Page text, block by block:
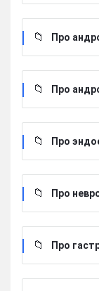
Про
Про
Про
Про
Про